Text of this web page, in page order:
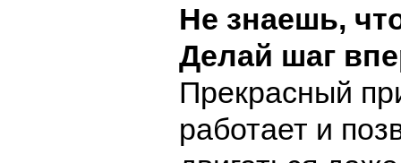
Не знаешь,
Делай шаг
Прекрасный
работает и